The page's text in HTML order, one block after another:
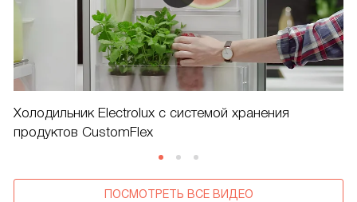
Холодильник Electrolux c системой хранения
продуктов CustomFlex
ПОСМОТРЕТЬ ВСЕ ВИДЕО